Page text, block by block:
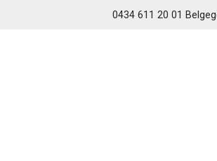
0434 611 20 01